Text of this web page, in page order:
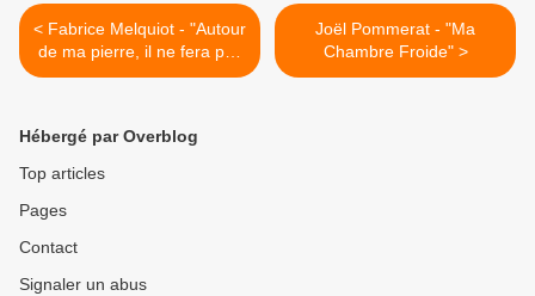
< Fabrice Melquiot - "Autour
de ma pierre, il ne fera pas
nuit"
Joël Pommerat - "Ma
Chambre Froide" >
Hébergé par Overblog
Top articles
Pages
Contact
Signaler un abus